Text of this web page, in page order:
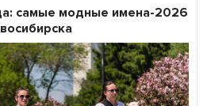
самые модные имена-2026